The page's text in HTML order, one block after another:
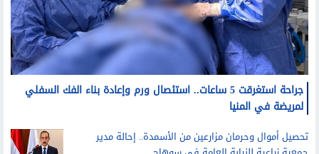
جراحة استغرقت 5 ساعات.. استئصال ورم وإعادة بناء الفك السفلي
لمريضة في المنيا
جمعية زراعية للنيابة العامة في سوهاج